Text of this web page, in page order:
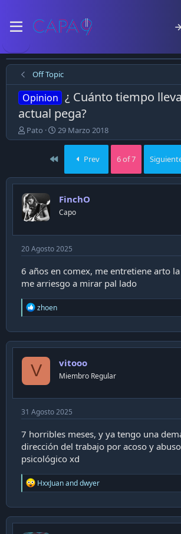
Off Topic
Opinion ¿ Cuánto tiempo
actual pega?
E
m
ó
e
l
t
e
m
a
Pato
F
e
h
d
p
u
l
i
c
a
c
i
ó
29 Marzo 2018
First Prev 6 of 7
FinchO
Capo
20 Agosto 2025
6 años en comex, me entretiene arto
me arriesgo a mirar pal lado
R
e
c
t
o
n
zhoen
V vitooo
Miembro Regular
31 Agosto 2025
7 horribles meses, y ya tengo una
dirección del trabajo por acoso y
psicológico xd
R
e
c
t
HxxJuananddwyer